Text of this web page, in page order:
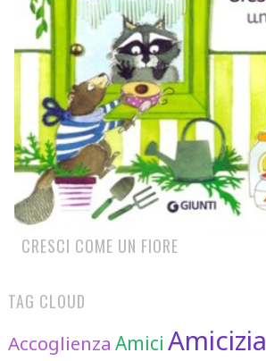
CRESCI COME UN FIORE
TAG CLOUD
Accoglienza Amici Amicizia